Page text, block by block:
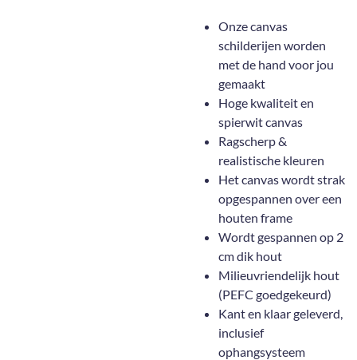
Onze canvas
schilderijen worden
met de hand voor jou
gemaakt
Hoge kwaliteit en
spierwit canvas
Ragscherp &
realistische kleuren
Het canvas wordt strak
opgespannen over een
houten frame
Wordt gespannen op 2
cm dik hout
Milieuvriendelijk hout
(PEFC goedgekeurd)
Kant en klaar geleverd,
inclusief
ophangsysteem